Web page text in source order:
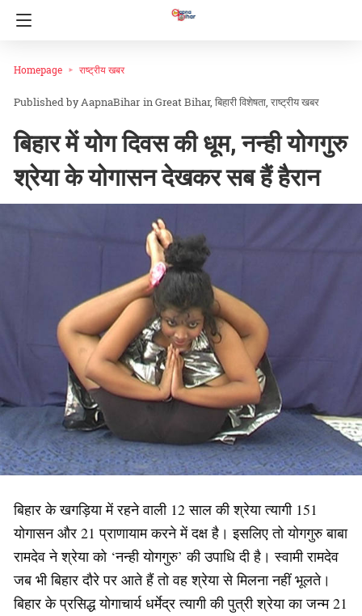
Homepage राष्ट्रीय खबर
AapnaBihar inGreat Bihar बिहारी विशेषता राष्ट्रीय खबर
बिहार में योग दिवस की धूम, नन्ही योगगुरु
श्रेया के योगासन देखकर सब हैं हैरान
बिहार के खगड़िया में रहने वाली 12 साल की श्रेया त्यागी 151
योगासन और 21 प्राणायाम करने में दक्ष है। इसलिए तो योगगुरु बाबा
रामदेव ने श्रेया को ‘नन्ही योगगुरु’ की उपाधि दी है। स्वामी रामदेव
जब भी बिहार दौरे पर आते हैं तो वह श्रेया से मिलना नहीं भूलते।
बिहार के प्रसिद्ध योगाचार्य धर्मेद्र त्यागी की पुत्री श्रेया का जन्म 21